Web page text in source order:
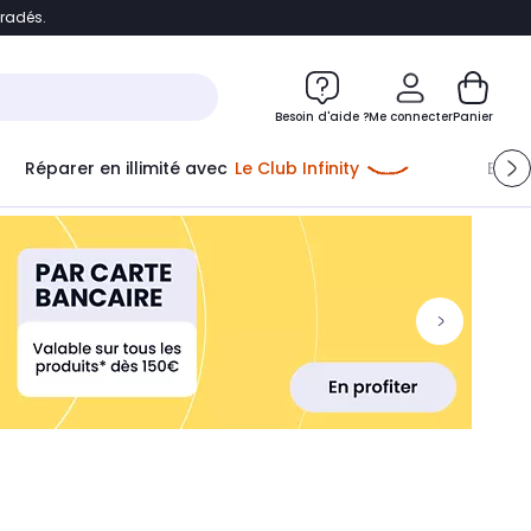
Besoin d'aide ?Me connecter
Me connecter
Nouveau client
ou me connecter avec
Panier
Réparer en illimité avec Le Club Infinity